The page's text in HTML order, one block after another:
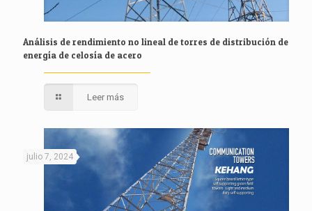
Análisis de rendimiento no lineal de torres de distribución de
energía de celosía de acero
Leer más
julio 7, 2024